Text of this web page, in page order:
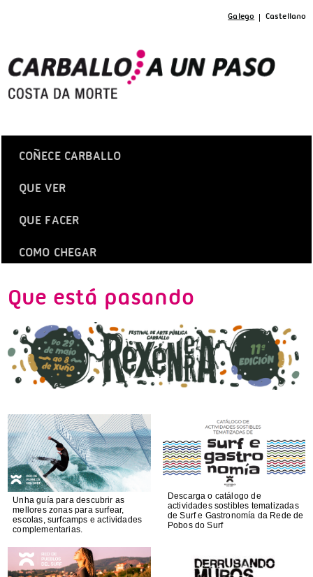
Galego Castellano
COÑECE CARBALLO
QUE VER
QUE FACER
COMO CHEGAR
Que está pasando
Unha guía para descubrir as
mellores zonas para surfear,
escolas, surfcamps e actividades
complementarias.
Descarga o catálogo de
actividades sostibles tematizadas
de Surf e Gastronomía da Rede de
Pobos do Surf